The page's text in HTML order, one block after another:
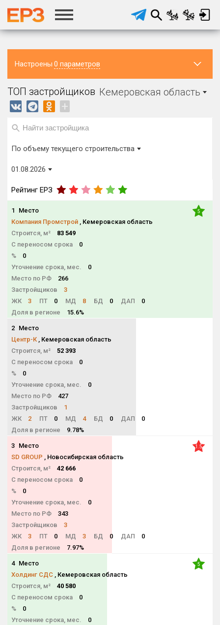
Настроены 0 параметров
Кемеровская область
регионе
пункт
Регион головного офиса
Строится, м²
Процент переноса сроков ввода
до
ТОП застройщиков Кемеровская область
+
По объему текущего строительства
01.08.2026
Рейтинг ЕРЗ
1
Место
Компания Промстрой , Кемеровская область
Строится, м²
83 549
С переносом срока
0
%
0
Уточнение срока, мес.
0
Место по РФ
266
Застройщиков
3
ЖК
3 ПТ 0 МД 8 БД 0 ДАП
0
Доля в регионе
15.6%
5
2 Место
Центр-К , Кемеровская область
Строится, м²
52 393
С переносом срока
0
%
0
Уточнение срока, мес.
0
Место по РФ
427
Застройщиков
1
ЖК
2 ПТ 0 МД 4 БД 0 ДАП
0
Доля в регионе
9.78%
3 Место
SD GROUP , Новосибирская область
Строится, м²
42 666
С переносом срока
0
%
0
Уточнение срока, мес.
0
Место по РФ
343
Застройщиков
3
ЖК
3 ПТ 0 МД 3 БД 0 ДАП
0
Доля в регионе
7.97%
1.5
4 Место
Холдинг СДС , Кемеровская область
Строится, м²
40 580
С переносом срока
0
%
0
Уточнение срока, мес.
0
5